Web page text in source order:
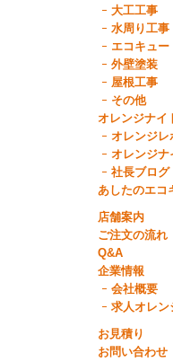
大工工事
水周り工事
エコキュー
外壁塗装
屋根工事
その他
オレンジナイ
オレンジレ
オレンジナ
社長ブログ
あしたのエコ
店舗案内
ご注文の流れ
Q&A
企業情報
会社概要
求人オレン
お見積り
お問い合わせ